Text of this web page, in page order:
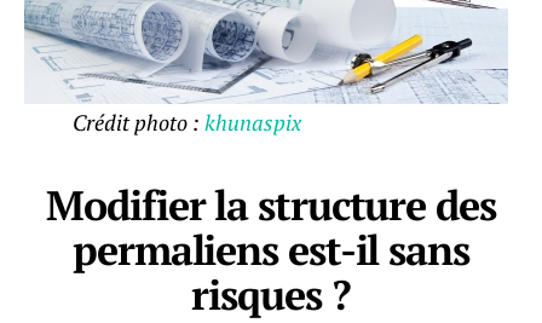
Crédit photo : khunaspix
Modifier la structure des
permaliens est-il sans
risques ?